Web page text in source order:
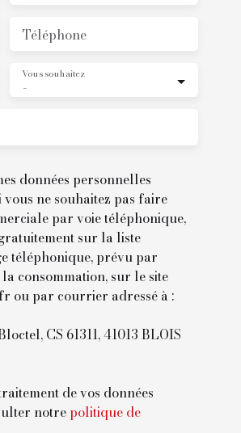
Téléphone
-
Vous souhaitez
données personnelles
ne souhaitez pas faire
par voie téléphonique,
sur la liste
téléphonique, prévu par
consommation, sur le site
ou par courrier adressé à :
CS 61311, 41013 BLOIS
de vos données
notre politique de